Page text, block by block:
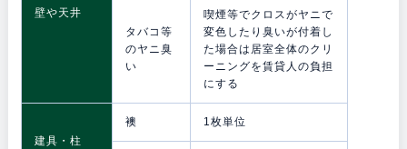
壁や天井
タバコ等
のヤニ臭
い
喫煙等でクロスがヤニで
変色したり臭いが付着し
た場合は居室全体のクリ
ーニングを賃貸人の負担
にする
建具・柱
襖 1枚単位